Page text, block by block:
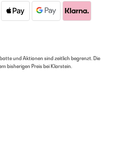
und Aktionen sind zeitlich begrenzt. Die
bisherigen Preis bei Klarstein.